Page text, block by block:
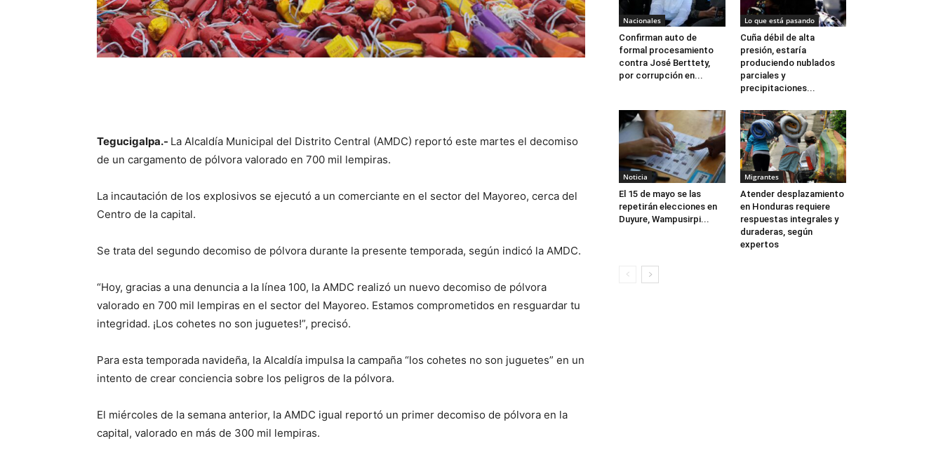
Tegucigalpa.- La Alcaldía Municipal del Distrito Central (AMDC) reportó este martes el decomiso
de un cargamento de pólvora valorado en 700 mil lempiras.
La incautación de los explosivos se ejecutó a un comerciante en el sector del Mayoreo, cerca del
Centro de la capital.
Se trata del segundo decomiso de pólvora durante la presente temporada, según indicó la AMDC.
“Hoy, gracias a una denuncia a la línea 100, la AMDC realizó un nuevo decomiso de pólvora
valorado en 700 mil lempiras en el sector del Mayoreo. Estamos comprometidos en resguardar tu
integridad. ¡Los cohetes no son juguetes!”, precisó.
Para esta temporada navideña, la Alcaldía impulsa la campaña “los cohetes no son juguetes” en un
intento de crear conciencia sobre los peligros de la pólvora.
El miércoles de la semana anterior, la AMDC igual reportó un primer decomiso de pólvora en la
capital, valorado en más de 300 mil lempiras.
Nacionales
Confirman auto de
formal procesamiento
contra José Berttety,
por corrupción en...
Lo que está pasando
Cuña débil de alta
presión, estaría
produciendo nublados
parciales y
precipitaciones...
Noticia
El 15 de mayo se las
repetirán elecciones en
Duyure, Wampusirpi...
Migrantes
Atender desplazamiento
en Honduras requiere
respuestas integrales y
duraderas, según
expertos